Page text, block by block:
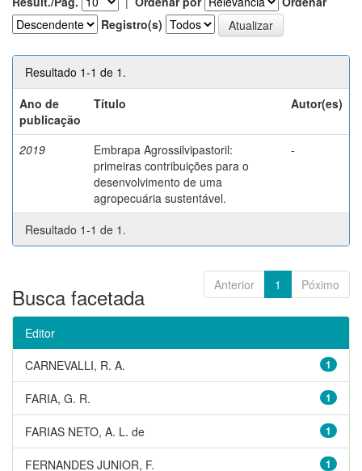
Registro(s)
Resultado 1-1 de 1.
Ano de
publicação
Título Autor(es)
2019
Embrapa Agrossilvipastoril:
primeiras contribuições para o
desenvolvimento de uma
agropecuária sustentável.
-
Resultado 1-1 de 1.
Anterior 1 Póximo
Busca facetada
Editor
1
CARNEVALLI, R. A.
1
FARIA, G. R.
1
FARIAS NETO, A. L. de
1
FERNANDES JUNIOR, F.